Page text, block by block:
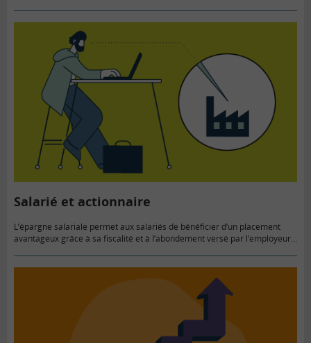
Salarié et actionnaire
L’épargne salariale permet aux salariés de bénéficier d’un placement
avantageux grâce à sa fiscalité et à l’abondement versé par l’employeur.